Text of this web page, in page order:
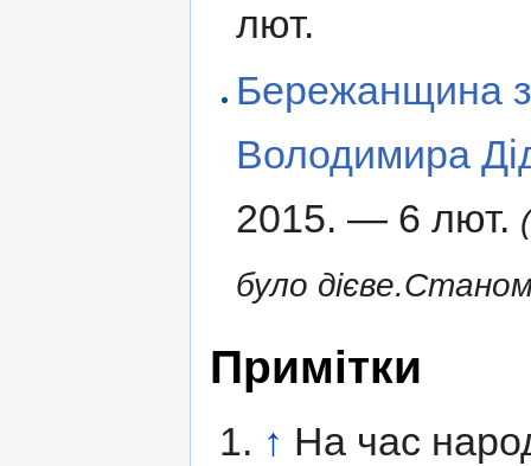
лют.
Бережанщина
Володимира
2015. — 6 лют.
було
Примітки
↑ На час